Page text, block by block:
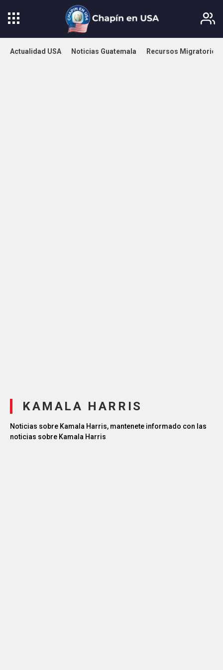
Actualidad USA Noticias Guatemala Recursos Migratorios
KAMALA HARRIS
Noticias sobre Kamala Harris, mantenete informado con las
noticias sobre Kamala Harris